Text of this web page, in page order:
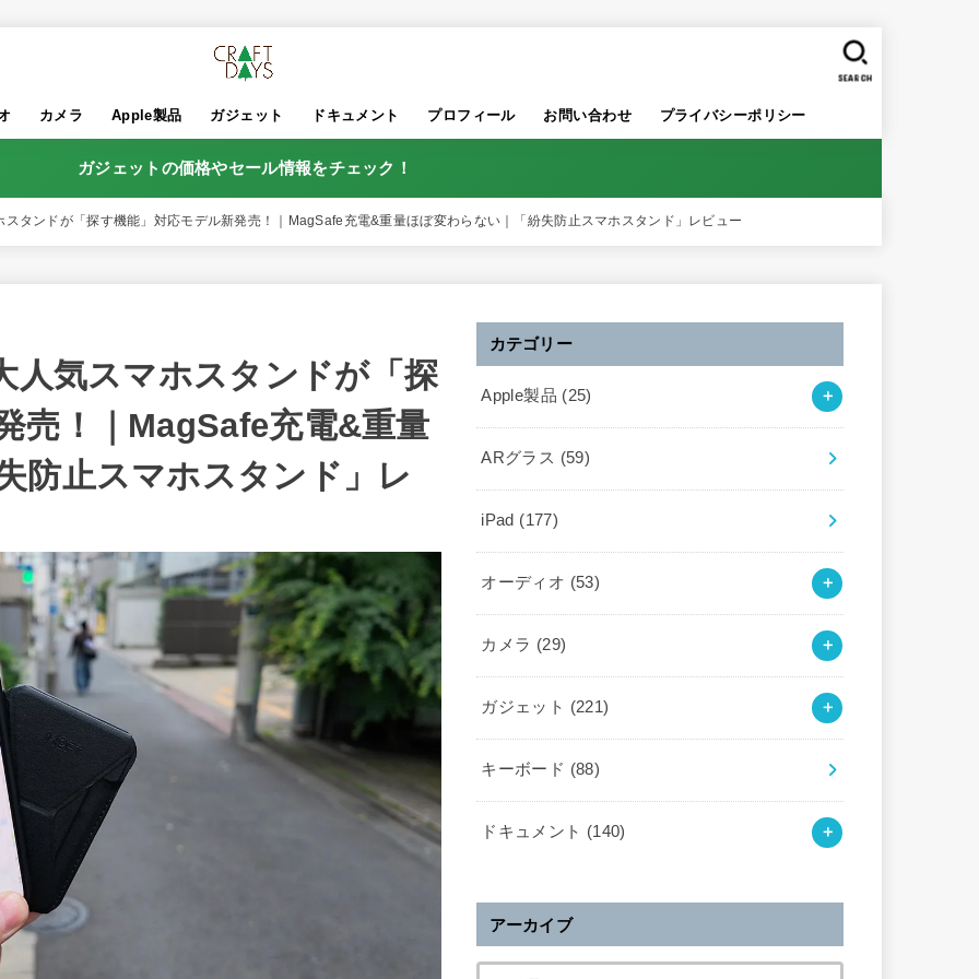
カメラ Apple製品 ガジェット ドキュメント プロフィール お問い合わせ プライバシーポリシー
SEARCH
ガジェットの価格やセール情報をチェック！
タンドが「探す機能」対応モデル新発売！｜MagSafe充電&重量ほぼ変わらない｜「紛失防止スマホスタンド」レビュー
人気スマホスタンドが「探
売！｜MagSafe充電&重量
防止スマホスタンド」レ
カテゴリー
Apple製品 (25)
ARグラス (59)
iPad (177)
オーディオ (53)
カメラ (29)
ガジェット (221)
キーボード (88)
ドキュメント (140)
アーカイブ